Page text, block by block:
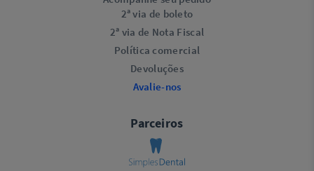
2ª via de boleto
2ª via de Nota Fiscal
Política comercial
Devoluções
Avalie-nos
Parceiros